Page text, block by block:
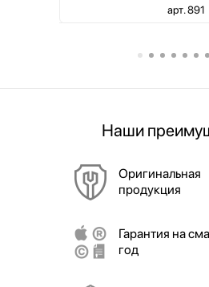
арт. 891
Наши
Оригинальная
продукция
Гарантия на
год